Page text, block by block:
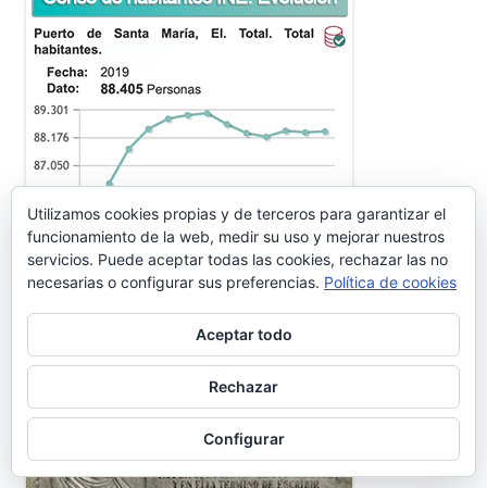
Utilizamos cookies propias y de terceros para garantizar el
funcionamiento de la web, medir su uso y mejorar nuestros
servicios. Puede aceptar todas las cookies, rechazar las no
necesarias o configurar sus preferencias. Política de cookies
Aceptar todo
Rechazar
Configurar